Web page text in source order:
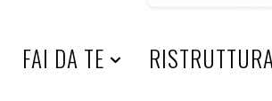
HOME
FAI DA TE